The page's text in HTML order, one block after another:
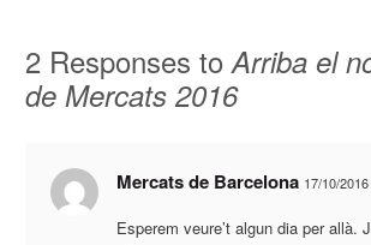
2 Responses toArriba el
de Mercats 2016
Mercats de Barcelona 17/10/
Esperem veure’t algun dia per allà.